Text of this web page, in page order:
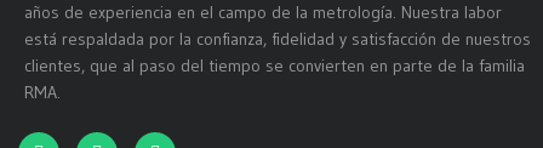
años de experiencia en el campo de la metrología. Nuestra labor
está respaldada por la confianza, fidelidad y satisfacción de nuestros
clientes, que al paso del tiempo se convierten en parte de la familia
RMA.